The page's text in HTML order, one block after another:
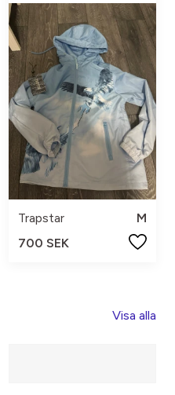
Trapstar
M
700 SEK
Visa alla